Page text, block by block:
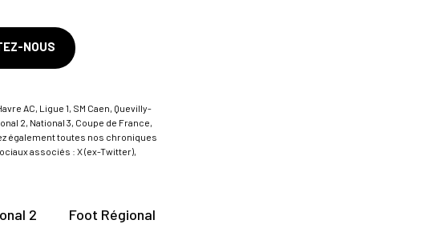
NOUS
AC, Ligue 1, SM Caen, Quevilly-
2, National 3, Coupe de France,
également toutes nos chroniques
associés : X (ex-Twitter),
2 Foot Régional